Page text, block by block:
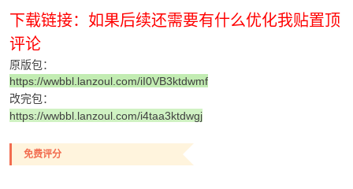
下载链接：如果后续还需要有什么优化我贴置顶
评论
原版包：
https://wwbbl.lanzoul.com/iI0VB3ktdwmf
改完包：
https://wwbbl.lanzoul.com/i4taa3ktdwgj
免费评分